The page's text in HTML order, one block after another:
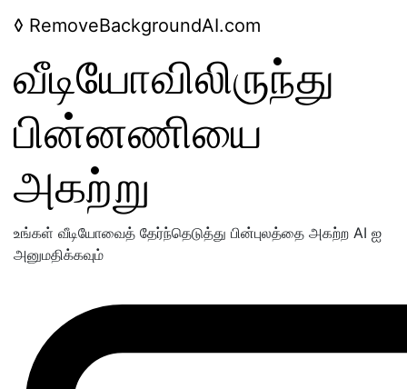
◊ RemoveBackgroundAI.com
வீடியோவிலிருந்து
பின்னணியை
அகற்று
உங்கள் வீடியோவைத் தேர்ந்தெடுத்து பின்புலத்தை அகற்ற AI ஐ
அனுமதிக்கவும்